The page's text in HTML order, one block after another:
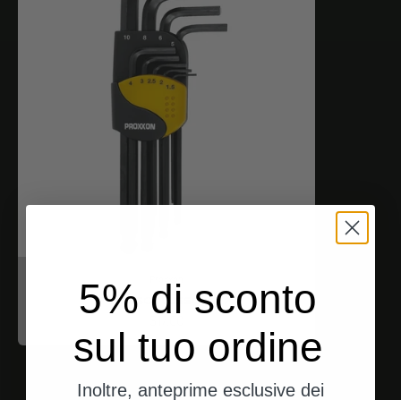
Inbusschlüssel (HX)
5% di sconto
sul tuo ordine
Inoltre, anteprime esclusive dei